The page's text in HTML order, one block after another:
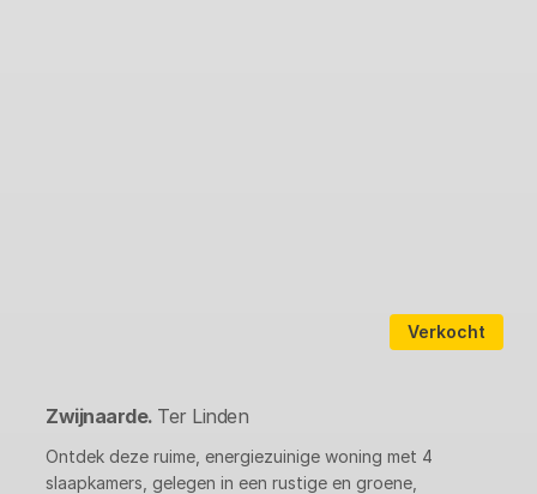
Verkocht
Zwijnaarde. Ter Linden
Ontdek deze ruime, energiezuinige woning met 4
slaapkamers, gelegen in een rustige en groene,